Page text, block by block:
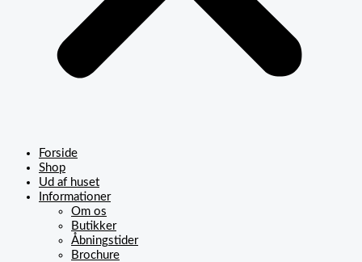
Forside
Shop
Ud af huset
Informationer
Om os
Butikker
Åbningstider
Brochure